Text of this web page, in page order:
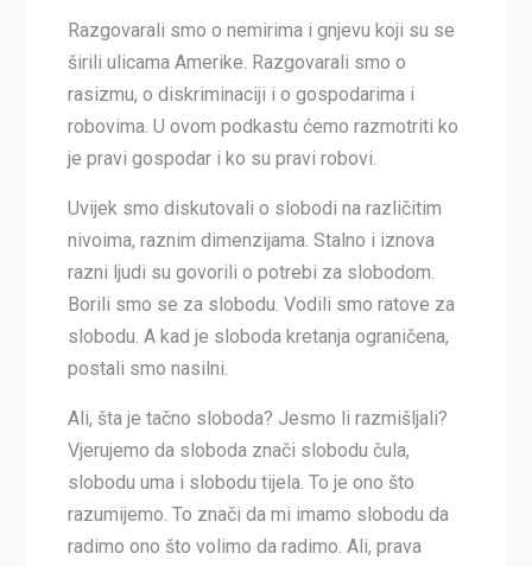
Razgovarali smo o nemirima i gnjevu koji su se
širili ulicama Amerike. Razgovarali smo o
rasizmu, o diskriminaciji i o gospodarima i
robovima. U ovom podkastu ćemo razmotriti ko
je pravi gospodar i ko su pravi robovi.
Uvijek smo diskutovali o slobodi na različitim
nivoima, raznim dimenzijama. Stalno i iznova
razni ljudi su govorili o potrebi za slobodom.
Borili smo se za slobodu. Vodili smo ratove za
slobodu. A kad je sloboda kretanja ograničena,
postali smo nasilni.
Ali, šta je tačno sloboda? Jesmo li razmišljali?
Vjerujemo da sloboda znači slobodu čula,
slobodu uma i slobodu tijela. To je ono što
razumijemo. To znači da mi imamo slobodu da
radimo ono što volimo da radimo. Ali, prava